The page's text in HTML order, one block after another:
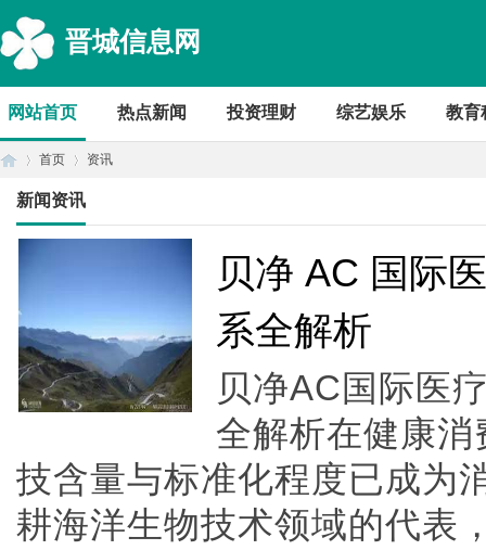
晋城信息网
网站首页 热点新闻 投资理财 综艺娱乐 教育
首页 资讯
新闻资讯
贝净 AC 国际
系全解析
贝净AC国际医
全解析在健康
技含量与标准化程度已成为
耕海洋生物技术领域的代表